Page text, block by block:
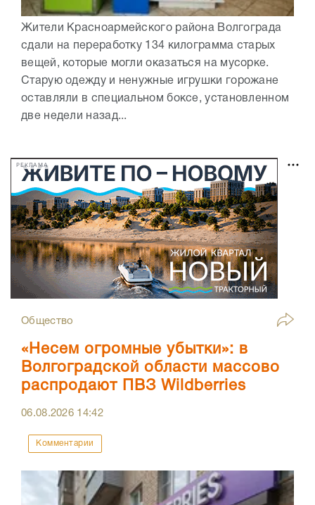
Жители Красноармейского района Волгограда
сдали на переработку 134 килограмма старых
вещей, которые могли оказаться на мусорке.
Старую одежду и ненужные игрушки горожане
оставляли в специальном боксе, установленном
две недели назад...
РЕКЛАМА
Общество
«Несем огромные убытки»: в
Волгоградской области массово
распродают ПВЗ Wildberries
06.08.2026 14:42
Комментарии